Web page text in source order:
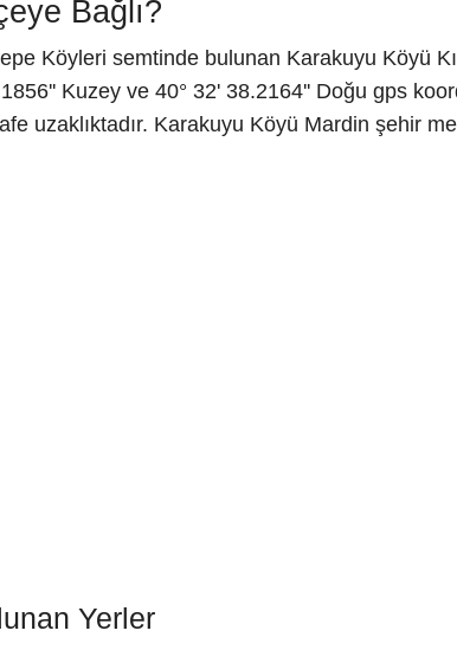
Bağlı?
Köyleri semtinde bulunan Karakuyu Köyü
Kuzey ve 40° 32' 38.2164'' Doğu gps
uzaklıktadır. Karakuyu Köyü Mardin şehir
Yerler